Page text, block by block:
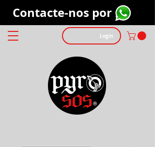
Login
Contacte-nos por